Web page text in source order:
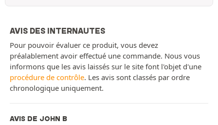
AVIS DES INTERNAUTES
Pour pouvoir évaluer ce produit, vous devez
préalablement avoir effectué une commande. Nous vous
informons que les avis laissés sur le site font l'objet d'une
procédure de contrôle. Les avis sont classés par ordre
chronologique uniquement.
AVIS DE JOHN B